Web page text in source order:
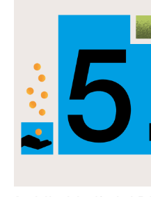
überspringen